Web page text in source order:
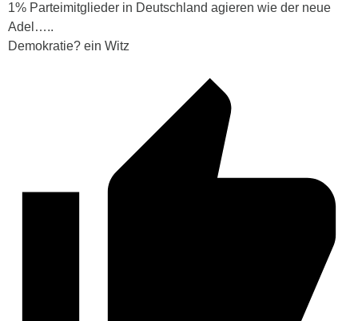
1% Parteimitglieder in Deutschland agieren wie der neue
Adel…..
Demokratie? ein Witz